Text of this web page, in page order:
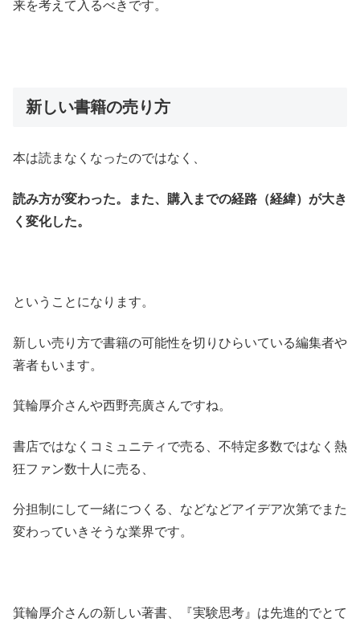
来を考えて入るべきです。
新しい書籍の売り方
本は読まなくなったのではなく、
読み方が変わった。また、購入までの経路（経緯）が大き
く変化した。
ということになります。
新しい売り方で書籍の可能性を切りひらいている編集者や
著者もいます。
箕輪厚介さんや西野亮廣さんですね。
書店ではなくコミュニティで売る、不特定多数ではなく熱
狂ファン数十人に売る、
分担制にして一緒につくる、などなどアイデア次第でまた
変わっていきそうな業界です。
箕輪厚介さんの新しい著書、『実験思考』は先進的でとて